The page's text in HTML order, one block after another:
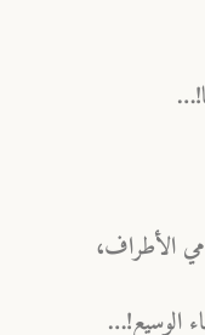
الأطراف،
الوسيع!…